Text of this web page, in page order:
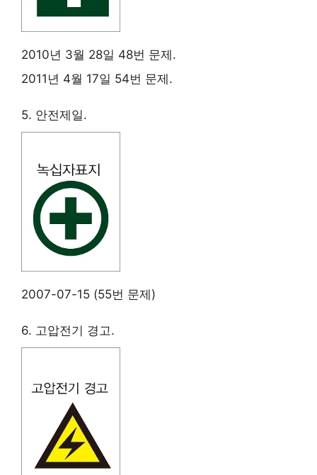
2010년 3월 28일 48번 문제.
2011년 4월 17일 54번 문제.
5. 안전제일.
2007-07-15 (55번 문제)
6. 고압전기 경고.